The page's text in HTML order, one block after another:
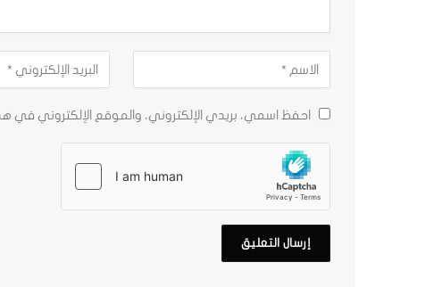
احفظ اسمي، بريدي الإلكتروني، والموقع الإلكتروني في